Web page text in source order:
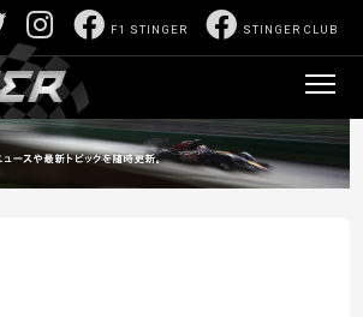
STINGER CLUB
F1 STINGER